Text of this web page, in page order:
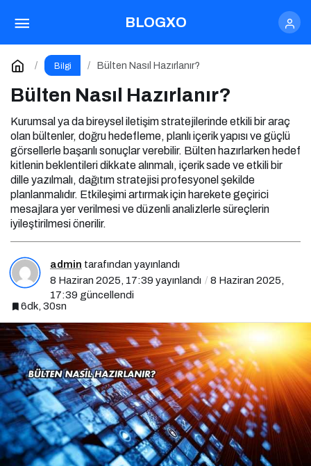
BLOGXO
Bilgi Bülten Nasıl Hazırlanır?
Bülten Nasıl Hazırlanır?
Kurumsal ya da bireysel iletişim stratejilerinde etkili bir araç
olan bültenler, doğru hedefleme, planlı içerik yapısı ve güçlü
görsellerle başarılı sonuçlar verebilir. Bülten hazırlarken hedef
kitlenin beklentileri dikkate alınmalı, içerik sade ve etkili bir
dille yazılmalı, dağıtım stratejisi profesyonel şekilde
planlanmalıdır. Etkileşimi artırmak için harekete geçirici
mesajlara yer verilmesi ve düzenli analizlerle süreçlerin
iyileştirilmesi önerilir.
admin tarafından yayınlandı
8 Haziran 2025, 17:39 yayınlandı
8 Haziran 2025,
17:39 güncellendi
6dk, 30sn
Bülten Nasıl Hazırlanır?